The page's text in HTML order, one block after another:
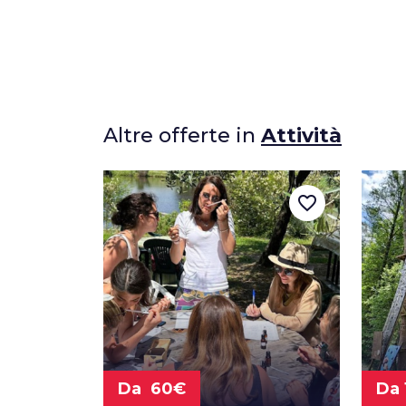
Altre offerte in Attività
Da 60€
favorite_border
Da